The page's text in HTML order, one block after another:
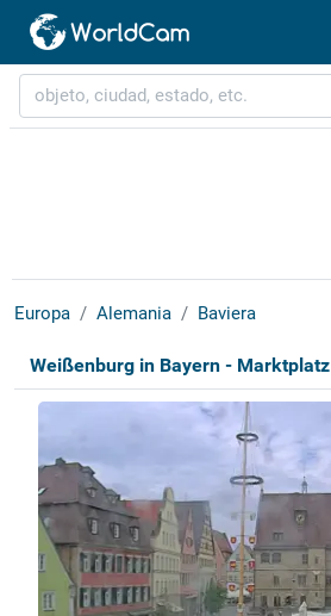
Europa Alemania Baviera
Weißenburg in Bayern - Marktplatz